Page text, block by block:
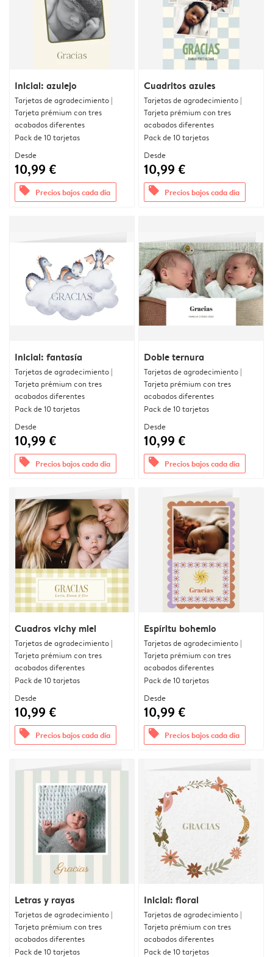
Inicial: azulejo
Tarjetas de agradecimiento |
Tarjeta prémium con tres
acabados diferentes
Pack de 10 tarjetas
Desde
10,99 €
offers Precios bajos cada día
Cuadritos azules
Tarjetas de agradecimiento |
Tarjeta prémium con tres
acabados diferentes
Pack de 10 tarjetas
Desde
10,99 €
offers Precios bajos cada día
Inicial: fantasía
Tarjetas de agradecimiento |
Tarjeta prémium con tres
acabados diferentes
Pack de 10 tarjetas
Desde
10,99 €
offers Precios bajos cada día
Doble ternura
Tarjetas de agradecimiento |
Tarjeta prémium con tres
acabados diferentes
Pack de 10 tarjetas
Desde
10,99 €
offers Precios bajos cada día
Cuadros vichy miel
Tarjetas de agradecimiento |
Tarjeta prémium con tres
acabados diferentes
Pack de 10 tarjetas
Desde
10,99 €
offers Precios bajos cada día
Espíritu bohemio
Tarjetas de agradecimiento |
Tarjeta prémium con tres
acabados diferentes
Pack de 10 tarjetas
Desde
10,99 €
offers Precios bajos cada día
Letras y rayas
Tarjetas de agradecimiento |
Tarjeta prémium con tres
acabados diferentes
Pack de 10 tarjetas
Inicial: floral
Tarjetas de agradecimiento |
Tarjeta prémium con tres
acabados diferentes
Pack de 10 tarjetas